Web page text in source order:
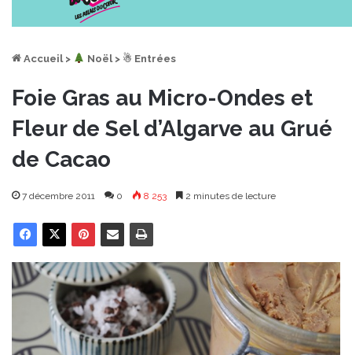
Accueil > ︎ Noël > ☃ Entrées
Foie Gras au Micro-Ondes et
Fleur de Sel d’Algarve au Grué
de Cacao
7 décembre 2011 0 8 253 2 minutes de lecture